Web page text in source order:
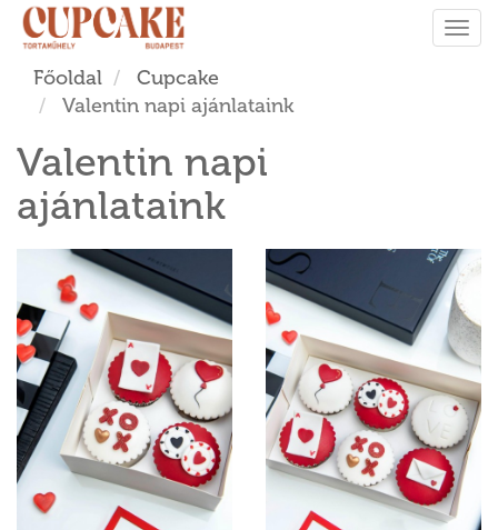
Főoldal
Cupcake
Valentin napi ajánlataink
Valentin napi
ajánlataink